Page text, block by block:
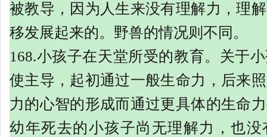
被教导，因为人生来没有理解力，理
移发展起来的。野兽的情况则不同。
168.小孩子在天堂所受的教育。关于
使主导，起初通过一般生命力，后来
力的心智的形成而通过更具体的生命
幼年死去的小孩子尚无理解力，也没